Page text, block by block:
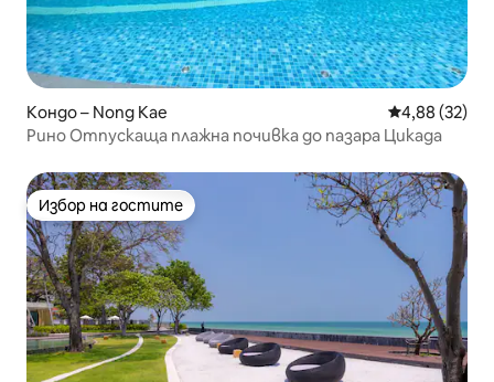
Кондо – Nong Kae Средна
4,88 (32)
Рино Отпускаща плажна почивка до пазара Цикада
Избор на гостите
Избор на гостите